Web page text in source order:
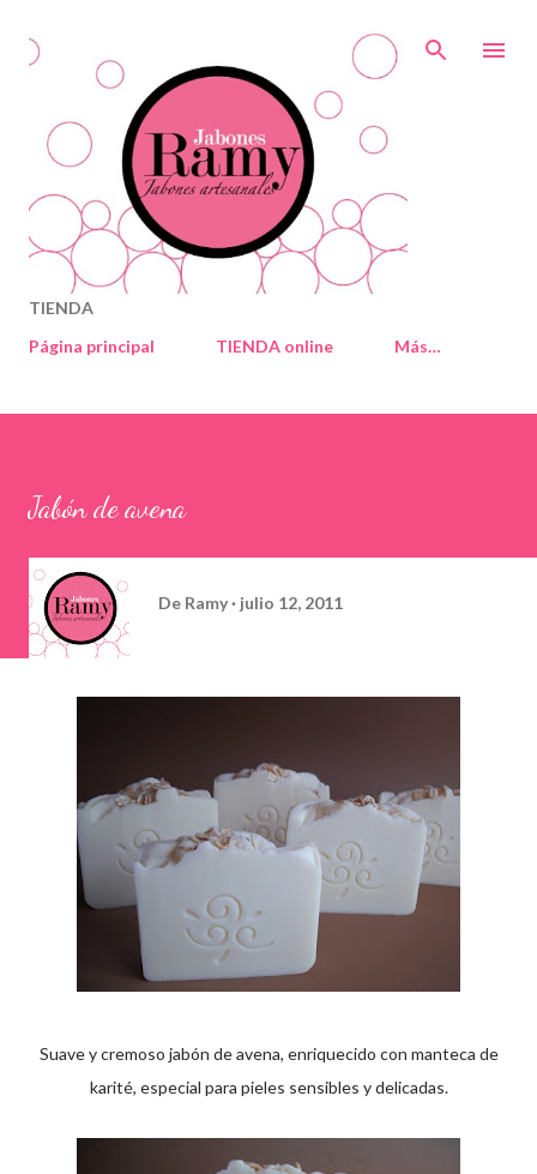
TIENDA
Página principal
TIENDA online Más…
Jabón de avena
De Ramy julio 12, 2011
Suave y cremoso jabón de avena, enriquecido con manteca de
karité, especial para pieles sensibles y delicadas.